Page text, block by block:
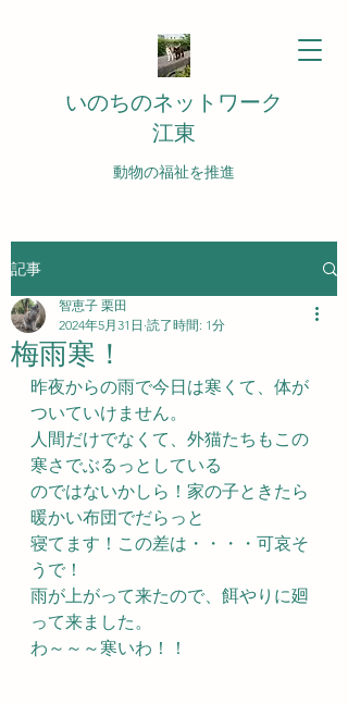
いのちのネットワーク
江東
動物の福祉を推進
記事
梅雨寒！
智恵子 栗田
2024年5月31日 読了時間: 1分
昨夜からの雨で今日は寒くて、体が
ついていけません。
人間だけでなくて、外猫たちもこの
寒さでぶるっとしている
のではないかしら！家の子ときたら
暖かい布団でだらっと
寝てます！この差は・・・・可哀そ
うで！
雨が上がって来たので、餌やりに廻
って来ました。
わ～～～寒いわ！！